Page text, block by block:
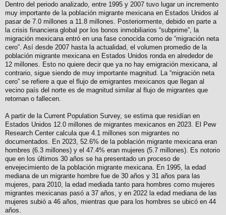
Dentro del periodo analizado, entre 1995 y 2007 tuvo lugar un incremento
muy importante de la población migrante mexicana en Estados Unidos al
pasar de 7.0 millones a 11.8 millones. Posteriormente, debido en parte a
la crisis financiera global por los bonos inmobiliarios “subprime”, la
migración mexicana entró en una fase conocida como de “migración neta
cero”. Así desde 2007 hasta la actualidad, el volumen promedio de la
población migrante mexicana en Estados Unidos ronda en alrededor de
12 millones. Esto no quiere decir que ya no hay emigración mexicana, al
contrario, sigue siendo de muy importante magnitud. La “migración neta
cero” se refiere a que el flujo de emigrantes mexicanos que llegan al
vecino país del norte es de magnitud similar al flujo de migrantes que
retornan o fallecen.
A partir de la Current Population Survey, se estima que residían en
Estados Unidos 12.0 millones de migrantes mexicanos en 2023. El Pew
Research Center calcula que 4.1 millones son migrantes no
documentados. En 2023, 52.6% de la población migrante mexicana eran
hombres (6.3 millones) y el 47.4% eran mujeres (5.7 millones). Es notorio
que en los últimos 30 años se ha presentado un proceso de
envejecimiento de la población migrante mexicana. En 1995, la edad
mediana de un migrante hombre fue de 30 años y 31 años para las
mujeres, para 2010, la edad mediada tanto para hombres como mujeres
migrantes mexicanas pasó a 37 años, y en 2022 la edad mediana de las
mujeres subió a 46 años, mientras que para los hombres se ubicó en 44
años.